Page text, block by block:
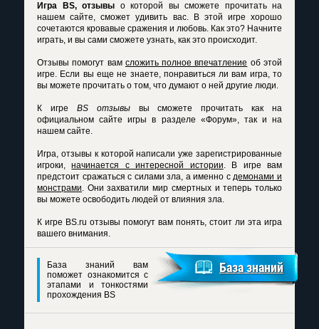
Игра BS, отзывы о которой вы сможете прочитать на
нашем сайте, сможет удивить вас. В этой игре хорошо
сочетаются кровавые сражения и любовь. Как это? Начните
играть, и вы сами сможете узнать, как это происходит.
Отзывы помогут вам сложить полное впечатление об этой
игре. Если вы еще не знаете, понравиться ли вам игра, то
вы можете прочитать о том, что думают о ней другие люди.
К игре BS отзывывы сможете прочитать как на
официальном сайте игры в разделе «Форум», так и на
нашем сайте.
Игра, отзывы к которой написали уже зарегистрированные
игроки,начинается с интересной истории. В игре вам
предстоит сражаться с силами зла, а именно сдемонами и
монстрами. Они захватили мир смертных и теперь только
вы можете освободить людей от влияния зла.
К игре BS.ru отзывы помогут вам понять, стоит ли эта игра
вашего внимания.
База знаний вам
поможет ознакомится с
этапами и тонкостями
прохождения BS
База знаний